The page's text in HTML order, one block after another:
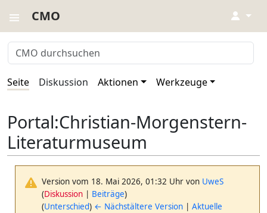
CMO ↓
Seite Diskussion Aktionen Werkzeuge
Portal:Christian-Morgenstern-
Literaturmuseum
Version vom 18. Mai 2026, 01:32 Uhr von UweS
(Diskussion | Beiträge)
(Unterschied) ← Nächstältere Version |Aktuelle